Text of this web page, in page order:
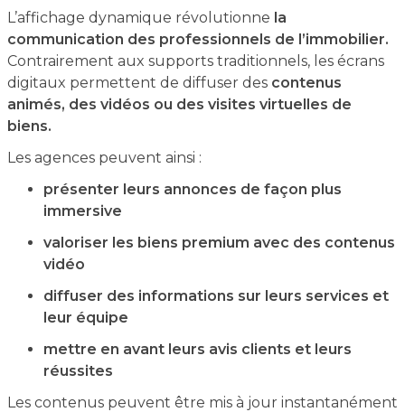
L’affichage dynamique révolutionne la
communication des professionnels de l’immobilier.
Contrairement aux supports traditionnels, les écrans
digitaux permettent de diffuser des contenus
animés, des vidéos ou des visites virtuelles de
biens.
Les agences peuvent ainsi :
présenter leurs annonces de façon plus
immersive
valoriser les biens premium avec des contenus
vidéo
diffuser des informations sur leurs services et
leur équipe
mettre en avant leurs avis clients et leurs
réussites
Les contenus peuvent être mis à jour instantanément